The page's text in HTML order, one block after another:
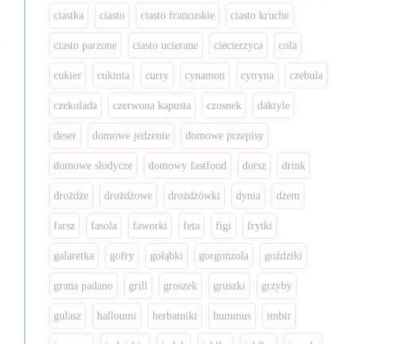
ciastka ciasto ciasto francuskie ciasto kruche
ciasto parzone ciasto ucierane ciecierzyca cola
cukier cukinia curry cynamon cytryna czebula
czekolada czerwona kapusta czosnek daktyle
deser domowe jedzenie domowe przepisy
domowe słodycze domowy fastfood dorsz drink
drożdże drożdżowe drożdżówki dynia dżem
farsz fasola faworki feta figi frytki
galaretka gofry gołąbki gorgonzola goździki
grana padano grill groszek gruszki grzyby
gulasz halloumi herbatniki hummus imbir